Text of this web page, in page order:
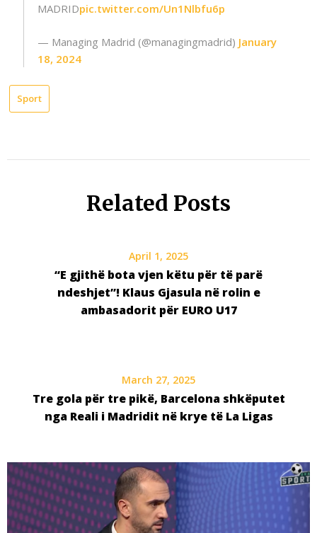
MADRIDpic.twitter.com/Un1Nlbfu6p
— Managing Madrid (@managingmadrid) January
18, 2024
Sport
Related Posts
April 1, 2025
“E gjithë bota vjen këtu për të parë
ndeshjet”! Klaus Gjasula në rolin e
ambasadorit për EURO U17
March 27, 2025
Tre gola për tre pikë, Barcelona shkëputet
nga Reali i Madridit në krye të La Ligas